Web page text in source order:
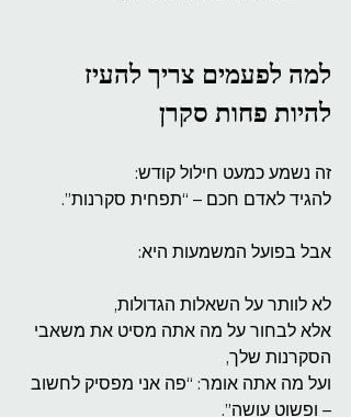
למה לפעמים צריך להעיז
להיות פחות סקרן
זה נשמע כמעט חילול קודש:
להגיד לאדם חכם – “תפחית סקרנות”.
אבל בפועל המשמעות היא:
לא לוותר על השאלות הגדולות,
אלא לבחור על מה אתה מסיט את משאבי
הסקרנות שלך,
ועל מה אתה אומר: “פה אני מפסיק לחשוב
– ופשוט עושה”.